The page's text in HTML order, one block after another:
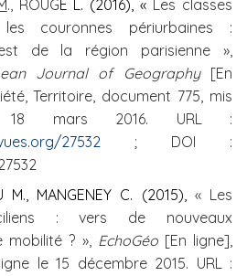
., ROUGÉ L. (2016), « Les classes
couronnes périurbaines :
de la région parisienne »,
Journal of Geography [En
Territoire, document 775, mis
mars 2016. URL :
27532; DOI :
M., MANGENEY C. (2015), « Les
: vers de nouveaux
mobilité ? », EchoGéo [En ligne],
le 15 décembre 2015. URL :